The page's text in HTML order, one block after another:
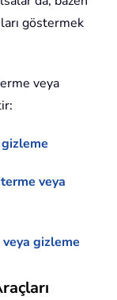
göstermek
veya
veya
gizleme